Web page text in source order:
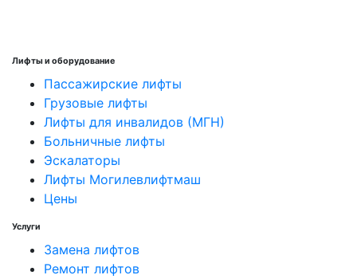
Лифты и оборудование
Пассажирские лифты
Грузовые лифты
Лифты для инвалидов (МГН)
Больничные лифты
Эскалаторы
Лифты Могилевлифтмаш
Цены
Услуги
Замена лифтов
Ремонт лифтов